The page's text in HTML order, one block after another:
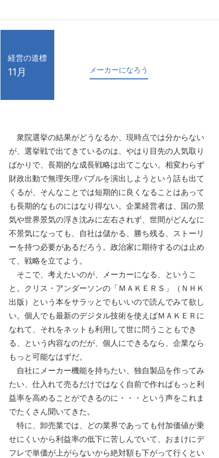
経営の道標
11月 メーカーになろう
衆院選挙の結果がどうなるか、現時点では分からない
が、選挙戦で出てきているのは、やはり目先の人気取り
ばかりで、長期的な成長戦略は出てこない。相変わらず
財政出動で無理矢理バブルを演出しようという話も出て
くるが、そんなことでは短期的に良くなることはあって
も長期的なものにはなり得ない。企業経営者は、国の景
気や世界景気の浮き沈みに左右されず、世間がどんなに
不景気になっても、自社は儲かる、勝ち残る、ストーリ
ーを持つ必要があるだろう。政治家に期待するのは止め
て、戦略を立てよう。
そこで、考えたいのが、メーカーになる、というこ
と。クリス・アンダーソンの「ＭＡＫＥＲＳ」（ＮＨＫ
出版）という本をサラッとでもいいので読んでみて欲し
い。個人でも最新のデジタル技術を使えばＭＡＫＥＲに
なれて、それをネットも利用して世に問うこともでき
る、という内容なのだが、個人にできるなら、企業なら
もっと可能なはずだ。
自社にメーカー機能を持ちたい、独自製品を作ってみ
たい、仕入れて売るだけではなく自前で作ればもっと利
益率を高めることができるのに・・・という声をこれま
でたくさん聞いてきた。
特に、卸売業では、どの業界であっても付加価値が乗
せにくいから利益率の低下に苦しんでいて、おまけにデ
フレで単価が上がらないから絶対額も下がって行くとい